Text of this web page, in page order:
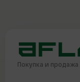
Покупка и продажа